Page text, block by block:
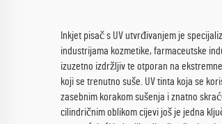
Inkjet pisač s UV utvrđivanjem je
industrijama kozmetike, farmaceutske
izuzetno izdržljiv te otporan na
koji se trenutno suše. UV tinta koja se
zasebnim korakom sušenja i znatno
cilindričnim oblikom cijevi još je jedna